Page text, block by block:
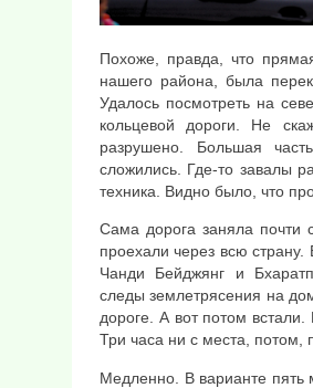
Похоже, правда, что
нашего района, была
Удалось посмотреть на
кольцевой дороги. Не
разрушено. Большая
сложились. Где-то завалы
техника. Видно было, что
Сама дорога заняла почти
проехали через всю
Чанди Бейджянг и
следы землетрясения на
дороге. А вот потом встали.
Три часа ни с места, потом,
Медленно. В варианте пять